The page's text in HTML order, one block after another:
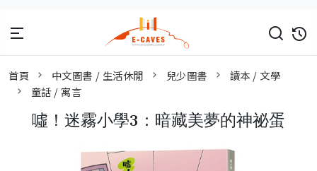
首頁 中文圖書 / 生活休閒 兒少圖書
讀本 / 文學
童話 / 寓言
噓！迷霧小學3：暗藏美夢的神祕蛋